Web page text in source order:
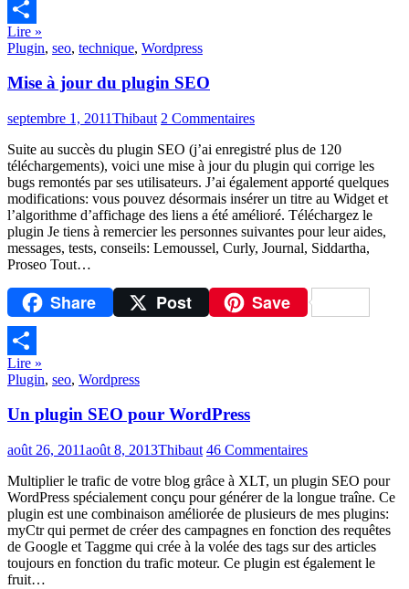
Partager
Lire »
Plugin, seo, technique, Wordpress
Mise à jour du plugin SEO
septembre 1, 2011Thibaut 2 Commentaires
Suite au succès du plugin SEO (j’ai enregistré plus de 120
téléchargements), voici une mise à jour du plugin qui corrige les
bugs remontés par ses utilisateurs. J’ai également apporté quelques
modifications: vous pouvez désormais insérer un titre au Widget et
l’algorithme d’affichage des liens a été amélioré. Téléchargez le
plugin Je tiens à remercier les personnes suivantes pour leur aides,
messages, tests, conseils: Lemoussel, Curly, Journal, Siddartha,
Proseo Tout…
Share Post Save
Partager
Lire »
Plugin, seo, Wordpress
Un plugin SEO pour WordPress
août 26, 2011août 8, 2013Thibaut 46 Commentaires
Multiplier le trafic de votre blog grâce à XLT, un plugin SEO pour
WordPress spécialement conçu pour générer de la longue traîne. Ce
plugin est une combinaison améliorée de plusieurs de mes plugins:
myCtr qui permet de créer des campagnes en fonction des requêtes
de Google et Taggme qui crée à la volée des tags sur des articles
toujours en fonction du trafic moteur. Ce plugin est également le
fruit…